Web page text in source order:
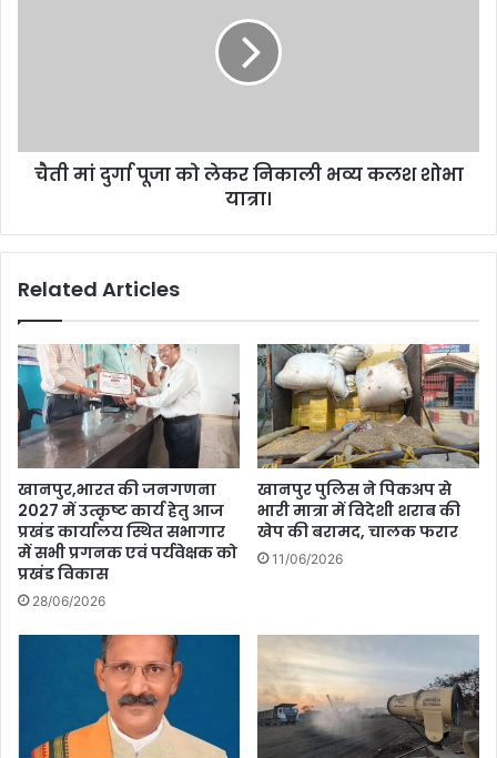
कलश
शोभाचैती मां दुर्गा पूजा को लेकर निकाली भव्य कलश शोभा
यात्रा।
Related Articles
खानपुर,भारत की जनगणना
2027 में उत्कृष्ट कार्य हेतु आज
प्रखंड कार्यालय स्थित सभागार
में सभी प्रगनक एवं पर्यवेक्षक को
प्रखंड विकास
28/06/2026
खानपुर पुलिस ने पिकअप से
भारी मात्रा में विदेशी शराब की
खेप की बरामद, चालक फरार
11/06/2026